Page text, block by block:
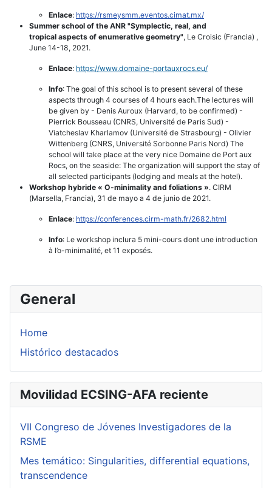
General
Home
Histórico destacados
Movilidad ECSING-AFA reciente
VII Congreso de Jóvenes Investigadores de la
RSME
Mes temático: Singularities, differential equations,
transcendence
Enlace: https://rsmeysmm.eventos.cimat.mx/
Summer school of the ANR "Symplectic, real, and
tropical aspects of enumerative geometry", Le Croisic (Francia) ,
June 14-18, 2021.
Enlace: https://www.domaine-portauxrocs.eu/
Info: The goal of this school is to present several of these
aspects through 4 courses of 4 hours each.The lectures will
be given by - Denis Auroux (Harvard, to be confirmed) -
Pierrick Bousseau (CNRS, Université de Paris Sud) -
Viatcheslav Kharlamov (Université de Strasbourg) - Olivier
Wittenberg (CNRS, Université Sorbonne Paris Nord) The
school will take place at the very nice Domaine de Port aux
Rocs, on the seaside: The organization will support the stay of
all selected participants (lodging and meals at the hotel).
Workshop hybride « O-minimality and foliations ». CIRM
(Marsella, Francia), 31 de mayo a 4 de junio de 2021.
Enlace: https://conferences.cirm-math.fr/2682.html
Info: Le workshop inclura 5 mini-cours dont une introduction
à l’o-minimalité, et 11 exposés.